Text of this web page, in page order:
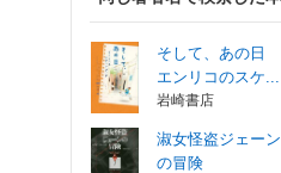
そして、あの日
エンリコのスケ...
岩崎書店
淑女怪盗ジェーン
の冒険